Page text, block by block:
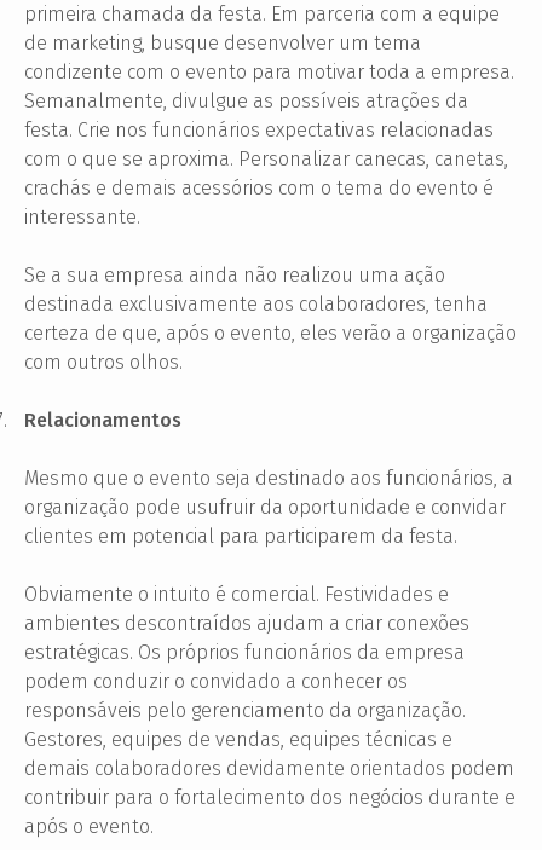
primeira chamada da festa. Em parceria com a equipe
de marketing, busque desenvolver um tema
condizente com o evento para motivar toda a empresa.
Semanalmente, divulgue as possíveis atrações da
festa. Crie nos funcionários expectativas relacionadas
com o que se aproxima. Personalizar canecas, canetas,
crachás e demais acessórios com o tema do evento é
interessante.
Se a sua empresa ainda não realizou uma ação
destinada exclusivamente aos colaboradores, tenha
certeza de que, após o evento, eles verão a organização
com outros olhos.
Relacionamentos
Mesmo que o evento seja destinado aos funcionários, a
organização pode usufruir da oportunidade e convidar
clientes em potencial para participarem da festa.
Obviamente o intuito é comercial. Festividades e
ambientes descontraídos ajudam a criar conexões
estratégicas. Os próprios funcionários da empresa
podem conduzir o convidado a conhecer os
responsáveis pelo gerenciamento da organização.
Gestores, equipes de vendas, equipes técnicas e
demais colaboradores devidamente orientados podem
contribuir para o fortalecimento dos negócios durante e
após o evento.